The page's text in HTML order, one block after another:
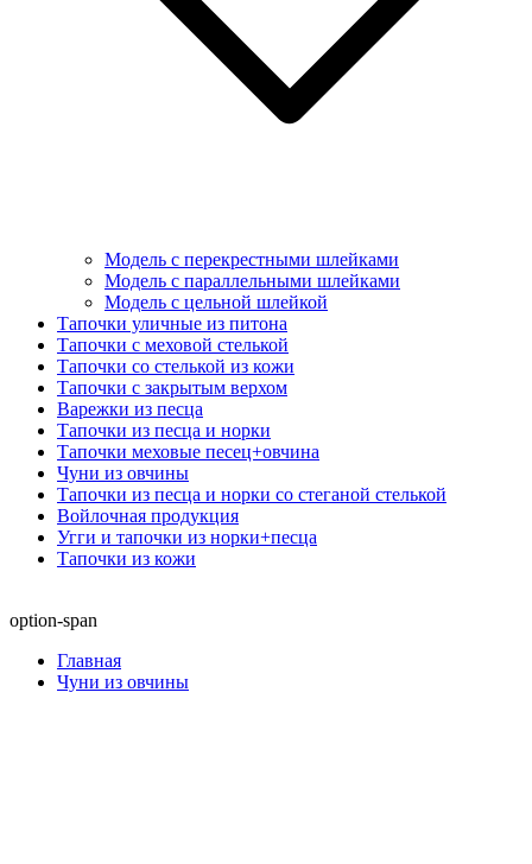
Модель с перекрестными шлейками
Модель с параллельными шлейками
Модель с цельной шлейкой
Тапочки уличные из питона
Тапочки с меховой стелькой
Тапочки со стелькой из кожи
Тапочки с закрытым верхом
Варежки из песца
Тапочки из песца и норки
Тапочки меховые песец+овчина
Чуни из овчины
Тапочки из песца и норки со стеганой стелькой
Войлочная продукция
Угги и тапочки из норки+песца
Тапочки из кожи
option-span
Главная
Чуни из овчины